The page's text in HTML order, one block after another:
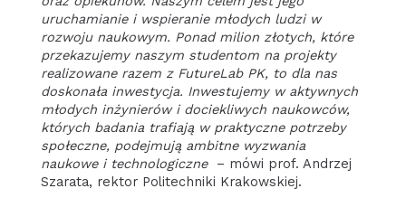
uruchamianie i wspieranie młodych ludzi w
rozwoju naukowym. Ponad milion złotych, które
przekazujemy naszym studentom na projekty
realizowane razem z FutureLab PK, to dla nas
doskonała inwestycja. Inwestujemy w aktywnych
młodych inżynierów i dociekliwych naukowców,
których badania trafiają w praktyczne potrzeby
społeczne, podejmują ambitne wyzwania
naukowe i technologiczne – mówi prof. Andrzej
Szarata, rektor Politechniki Krakowskiej.